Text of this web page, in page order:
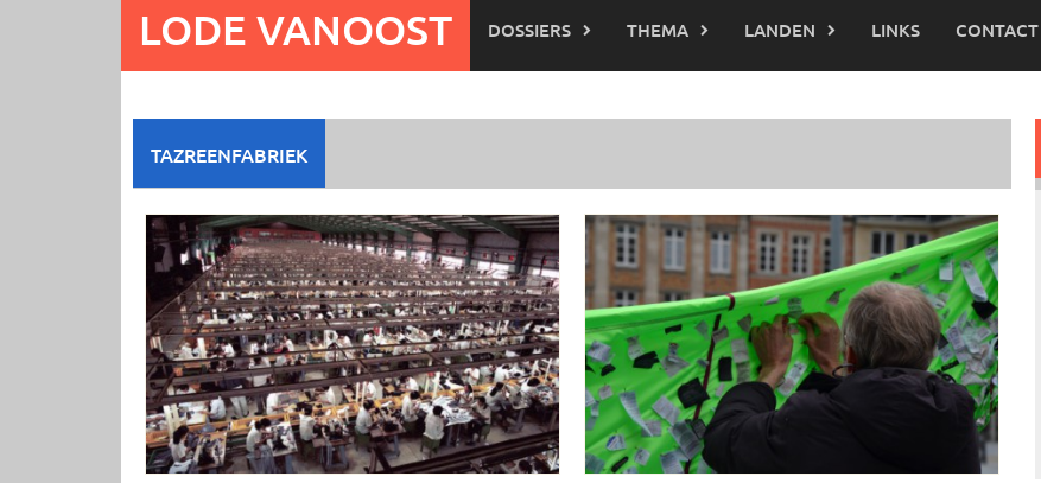
LODE VANOOST DOSSIERS THEMA LANDEN LINKS CONTACT
TAZREENFABRIEK